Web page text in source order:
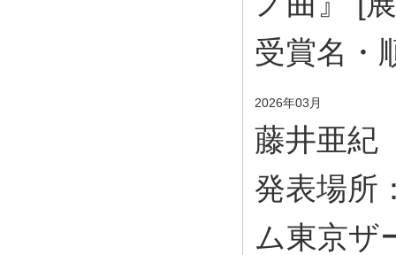
受賞名・
2026年03月
藤井亜紀
発表場所
ム東京ザ